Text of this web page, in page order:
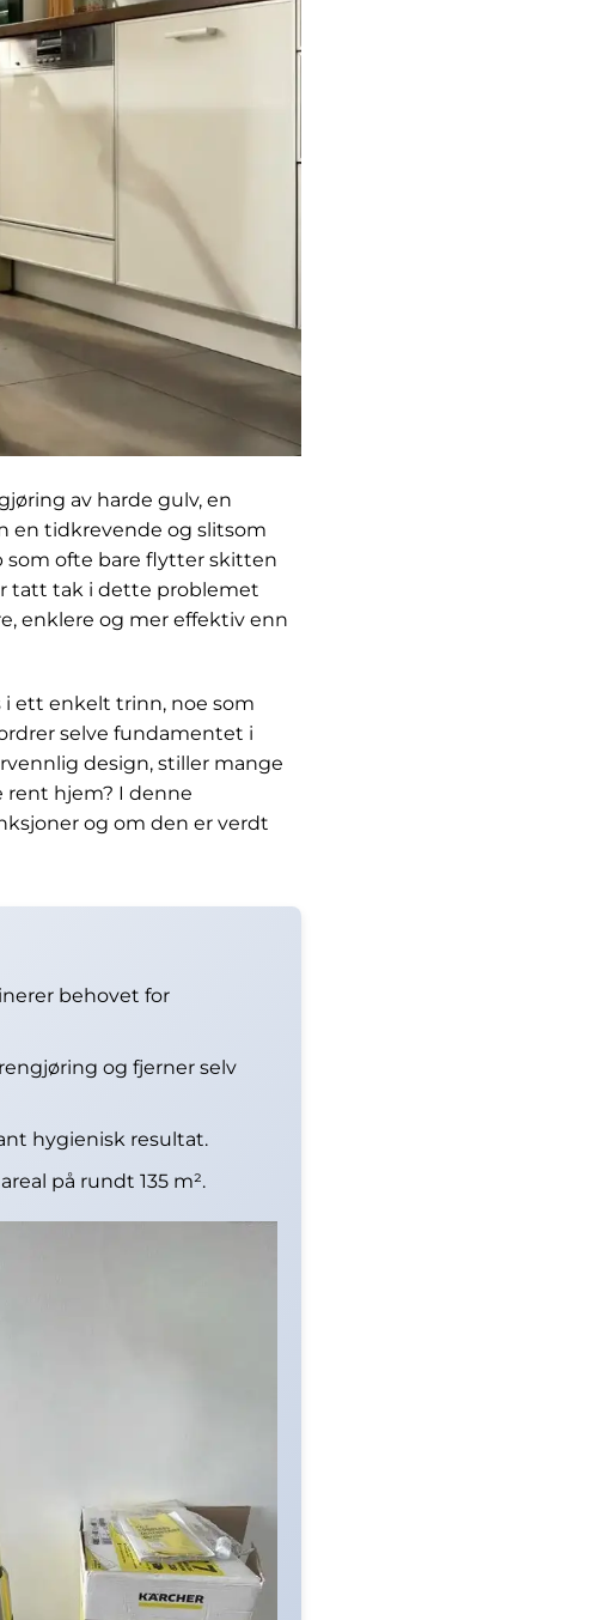
av harde gulv, en
en tidkrevende og slitsom
som ofte bare flytter skitten
tatt tak i dette problemet
enklere og mer effektiv enn
i ett enkelt trinn, noe som
selve fundamentet i
design, stiller mange
rent hjem? I denne
og om den er verdt
behovet for
og fjerner selv
hygienisk resultat.
på rundt 135 m².